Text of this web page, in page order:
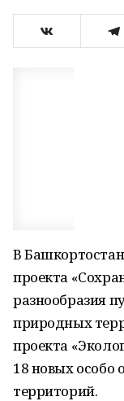
В
проекта
разнообразия
природных
проекта
18 новых
территорий.